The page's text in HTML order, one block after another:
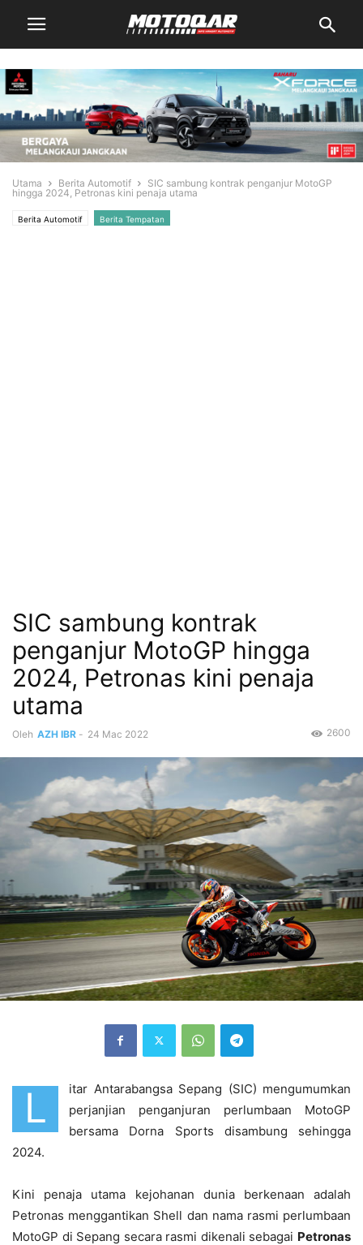
Utama Berita Automotif
SIC sambung kontrak penganjur MotoGP
hingga 2024, Petronas kini penaja utama
Berita Automotif Berita Tempatan
SIC sambung kontrak
penganjur MotoGP hingga
2024, Petronas kini penaja
utama
Oleh AZH IBR - 24 Mac 2022 2600
L
itar Antarabangsa Sepang (SIC) mengumumkan
perjanjian penganjuran perlumbaan MotoGP
bersama Dorna Sports disambung sehingga
2024.
Kini penaja utama kejohanan dunia berkenaan adalah
Petronas menggantikan Shell dan nama rasmi perlumbaan
MotoGP di Sepang secara rasmi dikenali sebagai Petronas